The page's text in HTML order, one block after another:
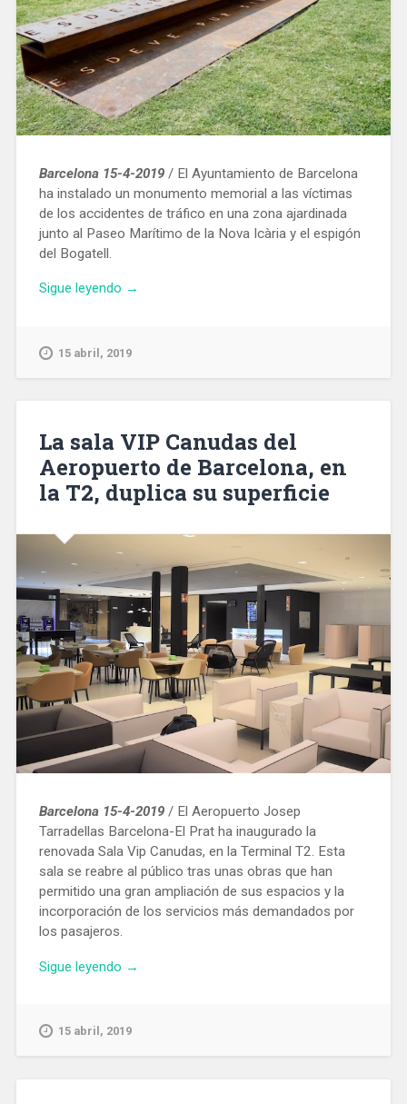
Barcelona 15-4-2019/ El Ayuntamiento de Barcelona
ha instalado un monumento memorial a las víctimas
de los accidentes de tráfico en una zona ajardinada
junto al Paseo Marítimo de la Nova Icària y el espigón
del Bogatell.
Sigue leyendo «Barcelona
memorial
víctimas
de
accidentes
de
→
15 abril, 2019
La sala VIP Canudas del
Aeropuerto de Barcelona, en
la T2, duplica su superficie
Barcelona 15-4-2019/ El Aeropuerto Josep
Tarradellas Barcelona-El Prat ha inaugurado la
renovada Sala Vip Canudas, en la Terminal T2. Esta
sala se reabre al público tras unas obras que han
permitido una gran ampliación de sus espacios y la
incorporación de los servicios más demandados por
los pasajeros.
Sigue leyendo «La
Canudas
→
15 abril, 2019